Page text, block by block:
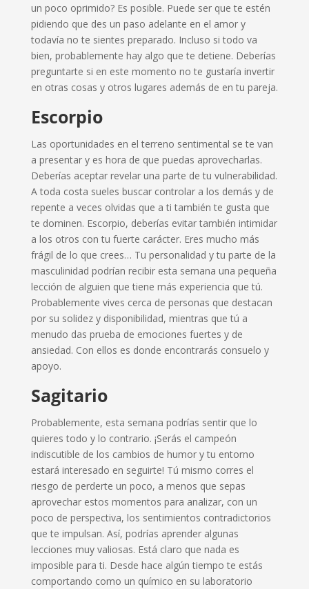
un poco oprimido? Es posible. Puede ser que te estén
pidiendo que des un paso adelante en el amor y
todavía no te sientes preparado. Incluso si todo va
bien, probablemente hay algo que te detiene. Deberías
preguntarte si en este momento no te gustaría invertir
en otras cosas y otros lugares además de en tu pareja.
Escorpio
Las oportunidades en el terreno sentimental se te van
a presentar y es hora de que puedas aprovecharlas.
Deberías aceptar revelar una parte de tu vulnerabilidad.
A toda costa sueles buscar controlar a los demás y de
repente a veces olvidas que a ti también te gusta que
te dominen. Escorpio, deberías evitar también intimidar
a los otros con tu fuerte carácter. Eres mucho más
frágil de lo que crees… Tu personalidad y tu parte de la
masculinidad podrían recibir esta semana una pequeña
lección de alguien que tiene más experiencia que tú.
Probablemente vives cerca de personas que destacan
por su solidez y disponibilidad, mientras que tú a
menudo das prueba de emociones fuertes y de
ansiedad. Con ellos es donde encontrarás consuelo y
apoyo.
Sagitario
Probablemente, esta semana podrías sentir que lo
quieres todo y lo contrario. ¡Serás el campeón
indiscutible de los cambios de humor y tu entorno
estará interesado en seguirte! Tú mismo corres el
riesgo de perderte un poco, a menos que sepas
aprovechar estos momentos para analizar, con un
poco de perspectiva, los sentimientos contradictorios
que te impulsan. Así, podrías aprender algunas
lecciones muy valiosas. Está claro que nada es
imposible para ti. Desde hace algún tiempo te estás
comportando como un químico en su laboratorio